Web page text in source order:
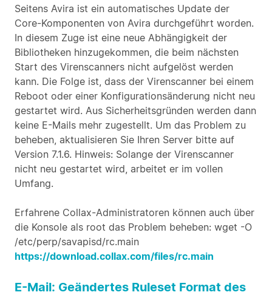
Seitens Avira ist ein automatisches Update der
Core-Komponenten von Avira durchgeführt worden.
In diesem Zuge ist eine neue Abhängigkeit der
Bibliotheken hinzugekommen, die beim nächsten
Start des Virenscanners nicht aufgelöst werden
kann. Die Folge ist, dass der Virenscanner bei einem
Reboot oder einer Konfigurationsänderung nicht neu
gestartet wird. Aus Sicherheitsgründen werden dann
keine E-Mails mehr zugestellt. Um das Problem zu
beheben, aktualisieren Sie Ihren Server bitte auf
Version 7.1.6. Hinweis: Solange der Virenscanner
nicht neu gestartet wird, arbeitet er im vollen
Umfang.
Erfahrene Collax-Administratoren können auch über
die Konsole als root das Problem beheben: wget -O
/etc/perp/savapisd/rc.main
https://download.collax.com/files/rc.main
E-Mail: Geändertes Ruleset Format des